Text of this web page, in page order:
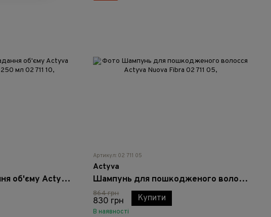
Шампунь для надання об'єму Actyva Volume e Corposita - 250 мл
Артикул: 02 711 05
Actyva
Шампунь для пошкодженого волосся Actyva Nuova Fibra
864 грн
830 грн Купити
В наявності